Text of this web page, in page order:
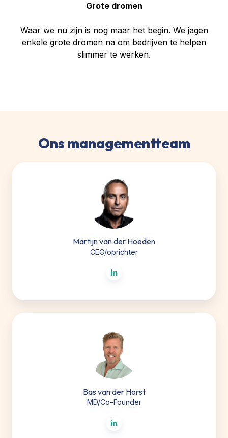
Grote dromen
Waar we nu zijn is nog maar het begin. We jagen
enkele grote dromen na om bedrijven te helpen
slimmer te werken.
Ons managementteam
van
der
Hoeden
Martijn van der Hoeden
CEO/oprichter
van
der
Horst
Bas van der Horst
MD/Co-Founder